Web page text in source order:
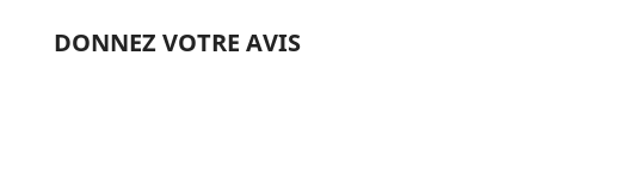
DONNEZ VOTRE AVIS